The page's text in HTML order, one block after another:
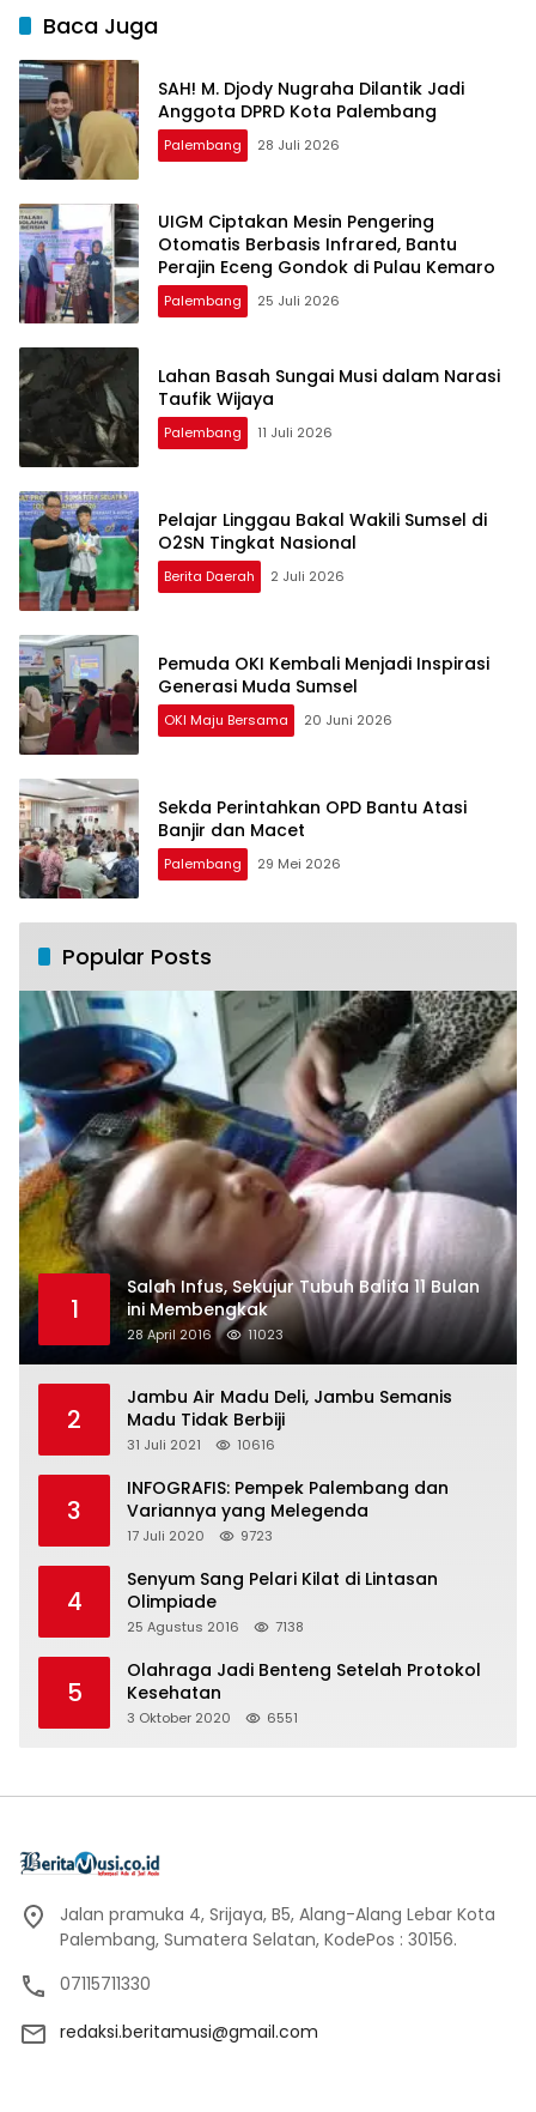
Baca Juga
SAH! M. Djody Nugraha Dilantik Jadi
Anggota DPRD Kota Palembang
Palembang 28 Juli 2026
UIGM Ciptakan Mesin Pengering
Otomatis Berbasis Infrared, Bantu
Perajin Eceng Gondok di Pulau Kemaro
Palembang 25 Juli 2026
Lahan Basah Sungai Musi dalam Narasi
Taufik Wijaya
Palembang 11 Juli 2026
Pelajar Linggau Bakal Wakili Sumsel di
O2SN Tingkat Nasional
Berita Daerah 2 Juli 2026
Pemuda OKI Kembali Menjadi Inspirasi
Generasi Muda Sumsel
OKI Maju Bersama 20 Juni 2026
Sekda Perintahkan OPD Bantu Atasi
Banjir dan Macet
Palembang 29 Mei 2026
Popular Posts
1
Salah Infus, Sekujur Tubuh Balita 11 Bulan
ini Membengkak
28 April 2016 11023
2
Jambu Air Madu Deli, Jambu Semanis
Madu Tidak Berbiji
31 Juli 2021 10616
3
INFOGRAFIS: Pempek Palembang dan
Variannya yang Melegenda
17 Juli 2020 9723
4
Senyum Sang Pelari Kilat di Lintasan
Olimpiade
25 Agustus 2016 7138
5
Olahraga Jadi Benteng Setelah Protokol
Kesehatan
3 Oktober 2020 6551
Jalan pramuka 4, Srijaya, B5, Alang-Alang Lebar Kota
Palembang, Sumatera Selatan, KodePos : 30156.
07115711330
redaksi.beritamusi@gmail.com